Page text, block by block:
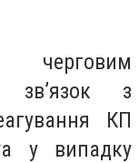
зв’язок з
КП
у випадку